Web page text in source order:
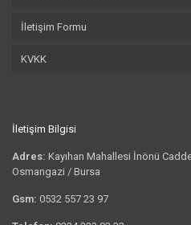
İletişim Formu
KVKK
İletişim Bilgisi
Adres: Kayıhan Mahallesi İnönü
Osmangazi / Bursa
Gsm: 0532 557 23 97